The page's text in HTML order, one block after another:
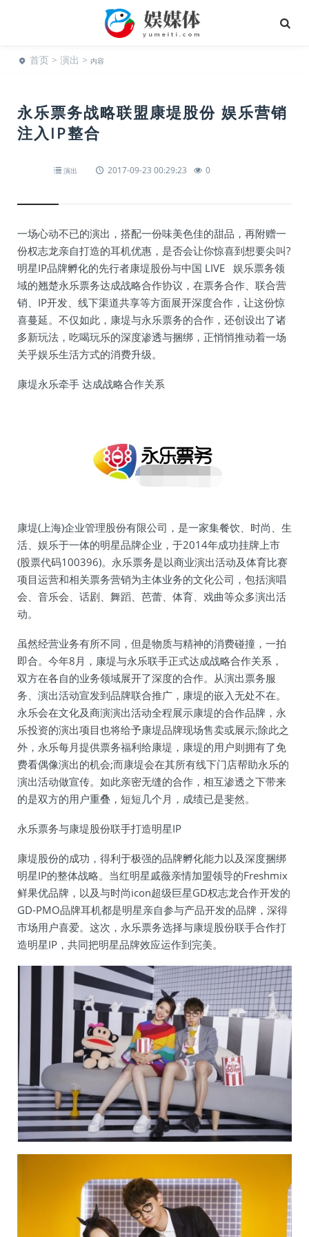
首页 > 演出 > 内容
永乐票务战略联盟康堤股份 娱乐营销
注入IP整合
演出 2017-09-23 00:29:23 0
一场心动不已的演出，搭配一份味美色佳的甜品，再附赠一
份权志龙亲自打造的耳机优惠，是否会让你惊喜到想要尖叫?
明星IP品牌孵化的先行者康堤股份与中国 LIVE 娱乐票务领
域的翘楚永乐票务达成战略合作协议，在票务合作、联合营
销、IP开发、线下渠道共享等方面展开深度合作，让这份惊
喜蔓延。不仅如此，康堤与永乐票务的合作，还创设出了诸
多新玩法，吃喝玩乐的深度渗透与捆绑，正悄悄推动着一场
关乎娱乐生活方式的消费升级。
康堤永乐牵手 达成战略合作关系
康堤(上海)企业管理股份有限公司，是一家集餐饮、时尚、生
活、娱乐于一体的明星品牌企业，于2014年成功挂牌上市
(股票代码100396)。永乐票务是以商业演出活动及体育比赛
项目运营和相关票务营销为主体业务的文化公司，包括演唱
会、音乐会、话剧、舞蹈、芭蕾、体育、戏曲等众多演出活
动。
虽然经营业务有所不同，但是物质与精神的消费碰撞，一拍
即合。今年8月，康堤与永乐联手正式达成战略合作关系，
双方在各自的业务领域展开了深度的合作。从演出票务服
务、演出活动宣发到品牌联合推广，康堤的嵌入无处不在。
永乐会在文化及商演演出活动全程展示康堤的合作品牌，永
乐投资的演出项目也将给予康堤品牌现场售卖或展示;除此之
外，永乐每月提供票务福利给康堤，康堤的用户则拥有了免
费看偶像演出的机会;而康堤会在其所有线下门店帮助永乐的
演出活动做宣传。如此亲密无缝的合作，相互渗透之下带来
的是双方的用户重叠，短短几个月，成绩已是斐然。
永乐票务与康堤股份联手打造明星IP
康堤股份的成功，得利于极强的品牌孵化能力以及深度捆绑
明星IP的整体战略。当红明星戚薇亲情加盟领导的Freshmix
鲜果优品牌，以及与时尚icon超级巨星GD权志龙合作开发的
GD-PMO品牌耳机都是明星亲自参与产品开发的品牌，深得
市场用户喜爱。这次，永乐票务选择与康堤股份联手合作打
造明星IP，共同把明星品牌效应运作到完美。